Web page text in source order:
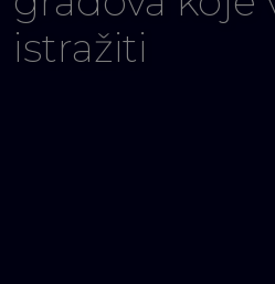
istražiti